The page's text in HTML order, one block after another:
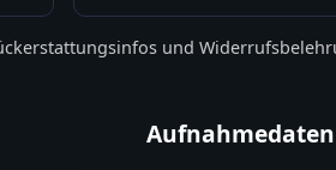
und
Aufnahmedaten